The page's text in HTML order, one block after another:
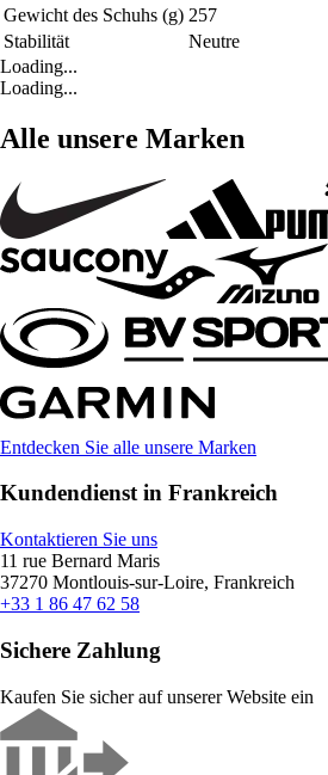
Gewicht des Schuhs (g) 257
Stabilität
Neutre
Loading...
Loading...
Alle unsere Marken
Entdecken Sie alle unsere Marken
Kundendienst in Frankreich
Kontaktieren Sie uns
11 rue Bernard Maris
37270 Montlouis-sur-Loire, Frankreich
+33 1 86 47 62 58
Sichere Zahlung
Kaufen Sie sicher auf unserer Website ein